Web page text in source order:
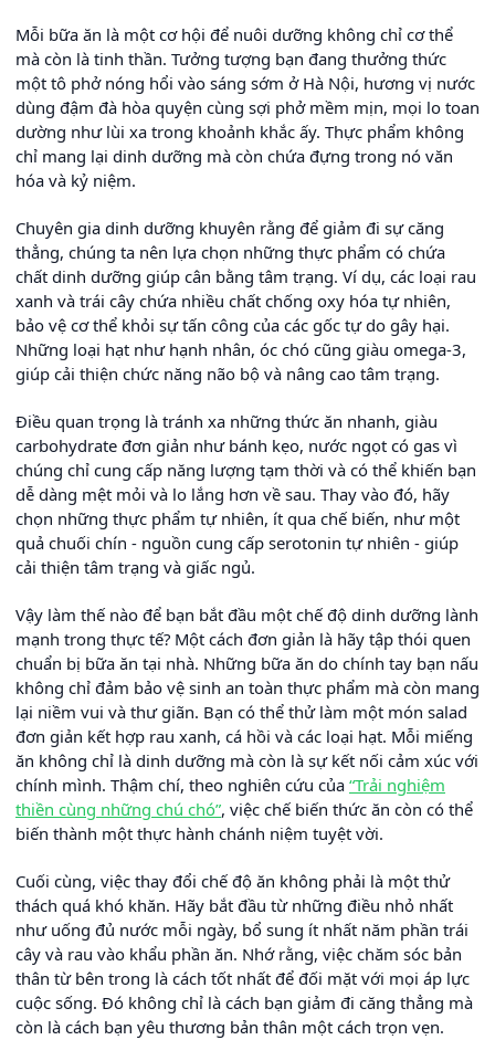
Mỗi bữa ăn là một cơ hội để nuôi dưỡng không chỉ cơ thể
mà còn là tinh thần. Tưởng tượng bạn đang thưởng thức
một tô phở nóng hổi vào sáng sớm ở Hà Nội, hương vị nước
dùng đậm đà hòa quyện cùng sợi phở mềm mịn, mọi lo toan
dường như lùi xa trong khoảnh khắc ấy. Thực phẩm không
chỉ mang lại dinh dưỡng mà còn chứa đựng trong nó văn
hóa và kỷ niệm.
Chuyên gia dinh dưỡng khuyên rằng để giảm đi sự căng
thẳng, chúng ta nên lựa chọn những thực phẩm có chứa
chất dinh dưỡng giúp cân bằng tâm trạng. Ví dụ, các loại rau
xanh và trái cây chứa nhiều chất chống oxy hóa tự nhiên,
bảo vệ cơ thể khỏi sự tấn công của các gốc tự do gây hại.
Những loại hạt như hạnh nhân, óc chó cũng giàu omega-3,
giúp cải thiện chức năng não bộ và nâng cao tâm trạng.
Điều quan trọng là tránh xa những thức ăn nhanh, giàu
carbohydrate đơn giản như bánh kẹo, nước ngọt có gas vì
chúng chỉ cung cấp năng lượng tạm thời và có thể khiến bạn
dễ dàng mệt mỏi và lo lắng hơn về sau. Thay vào đó, hãy
chọn những thực phẩm tự nhiên, ít qua chế biến, như một
quả chuối chín - nguồn cung cấp serotonin tự nhiên - giúp
cải thiện tâm trạng và giấc ngủ.
Vậy làm thế nào để bạn bắt đầu một chế độ dinh dưỡng lành
mạnh trong thực tế? Một cách đơn giản là hãy tập thói quen
chuẩn bị bữa ăn tại nhà. Những bữa ăn do chính tay bạn nấu
không chỉ đảm bảo vệ sinh an toàn thực phẩm mà còn mang
lại niềm vui và thư giãn. Bạn có thể thử làm một món salad
đơn giản kết hợp rau xanh, cá hồi và các loại hạt. Mỗi miếng
ăn không chỉ là dinh dưỡng mà còn là sự kết nối cảm xúc với
chính mình. Thậm chí, theo nghiên cứu của “Trải nghiệm
thiền cùng những chú chó”, việc chế biến thức ăn còn có thể
biến thành một thực hành chánh niệm tuyệt vời.
Cuối cùng, việc thay đổi chế độ ăn không phải là một thử
thách quá khó khăn. Hãy bắt đầu từ những điều nhỏ nhất
như uống đủ nước mỗi ngày, bổ sung ít nhất năm phần trái
cây và rau vào khẩu phần ăn. Nhớ rằng, việc chăm sóc bản
thân từ bên trong là cách tốt nhất để đối mặt với mọi áp lực
cuộc sống. Đó không chỉ là cách bạn giảm đi căng thẳng mà
còn là cách bạn yêu thương bản thân một cách trọn vẹn.